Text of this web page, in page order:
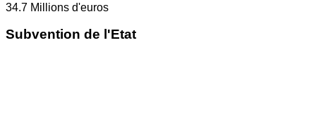
34.7 Millions d'euros
Subvention de l'Etat